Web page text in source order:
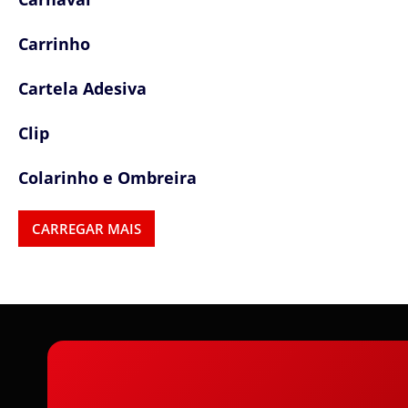
Carrinho
Cartela Adesiva
Clip
Colarinho e Ombreira
Colas e Adesivos
Confetes
Cordas
CARREGAR MAIS